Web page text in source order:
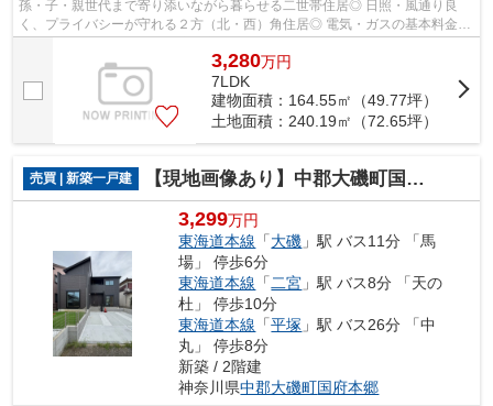
孫・子・親世代まで寄り添いながら暮らせる二世帯住居◎ 日照・風通り良
く、プライバシーが守れる２方（北・西）角住居◎ 電気・ガスの基本料金が
3,280万円
7LDK
建物面積：164.55㎡（49.77坪）
土地面積：240.19㎡（72.65坪）
売買 | 新築一戸建 【現地画像あり】中郡大磯町国府本郷１８期 新築戸建 全1棟
3,299万円
東海道本線 「大磯 」駅 バス11分 「馬
場」 停歩6分
東海道本線 「二宮 」駅 バス8分 「天の
杜」 停歩10分
東海道本線 「平塚 」駅 バス26分 「中
丸」 停歩8分
新築 / 2階建
神奈川県中郡大磯町国府本郷